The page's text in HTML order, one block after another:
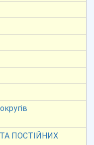
ПОСТІЙНИХ